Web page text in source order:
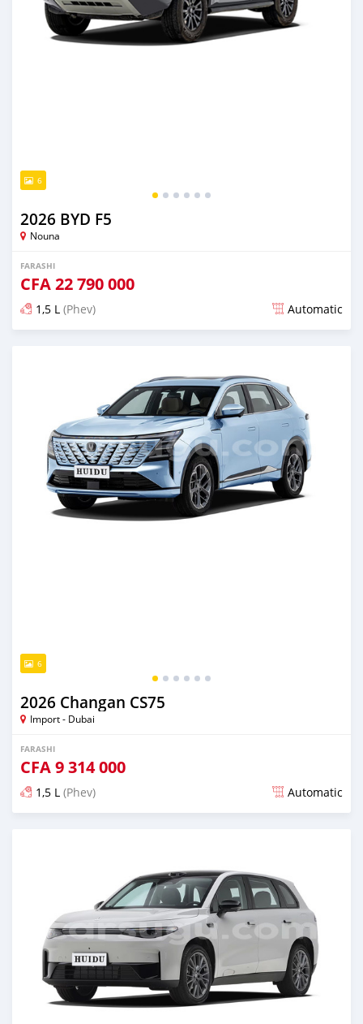
6
2026 BYD F5
Nouna
FARASHI
CFA22 790 000
1,5 L (Phev) Automatic
6
2026 Changan CS75
Import - Dubai
FARASHI
CFA9 314 000
1,5 L (Phev) Automatic